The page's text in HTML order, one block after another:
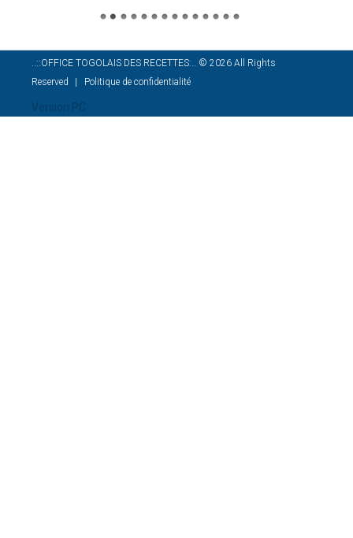
..::OFFICE TOGOLAIS DES RECETTES:.. © 2026 All Rights
Reserved
Politique de confidentialité
Version PC